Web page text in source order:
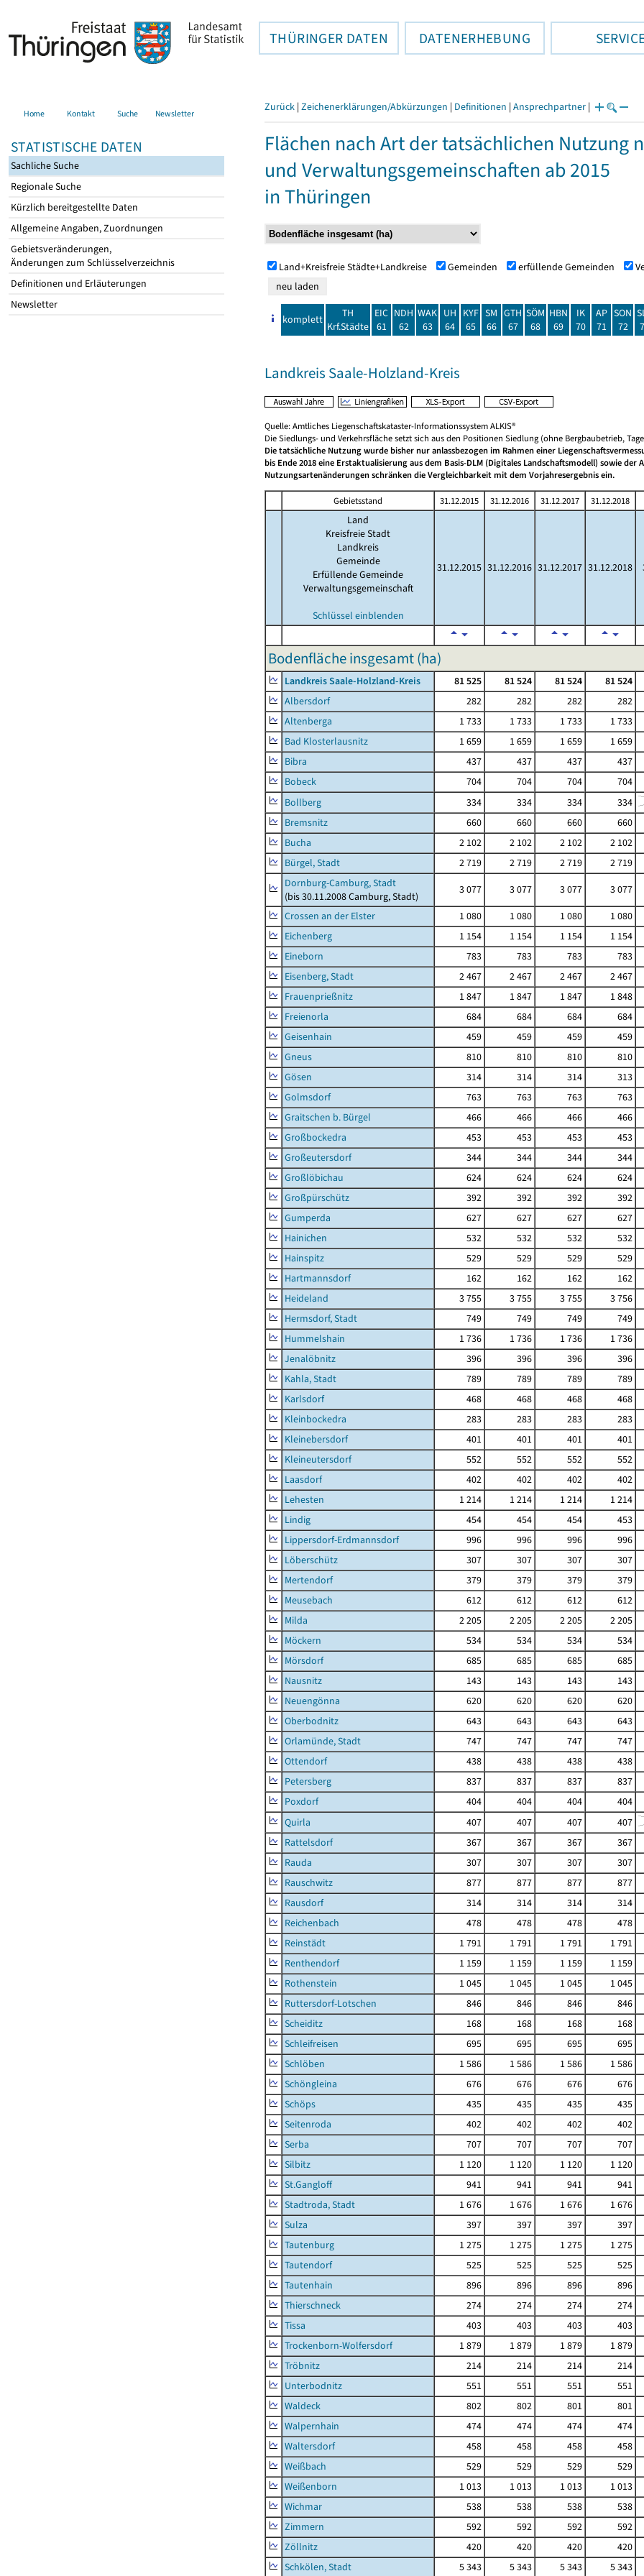
THÜRINGER DATEN DATENERHEBUNG
Home Kontakt Suche Newsletter
STATISTISCHE DATEN
Sachliche Suche
Regionale Suche
Kürzlich bereitgestellte Daten
Allgemeine Angaben, Zuordnungen
Gebietsveränderungen,
Änderungen zum Schlüsselverzeichnis
Definitionen und Erläuterungen
Newsletter
Zurück | Zeichenerklärungen/Abkürzungen | Definitionen | Ansprechpartner |
Flächen nach Art der tatsächlichen Nutzung
und Verwaltungsgemeinschaften ab 2015
in Thüringen
Land+Kreisfreie Städte+Landkreise Gemeinden erfüllende Gemeinden
komplett
TH
Krf.Städte
EIC
61
NDH
62
WAK
63
UH
64
KYF
65
SM
66
GTH
67
SÖM
68
HBN
69
IK
70
AP
71
SON
72
Landkreis Saale-Holzland-Kreis
Quelle: Amtliches Liegenschaftskataster-Informationssystem ALKIS®
Die Siedlungs- und Verkehrsfläche setzt sich aus den Positionen Siedlung (ohne Bergbaubetrieb,
Die tatsächliche Nutzung wurde bisher nur anlassbezogen im Rahmen einer
bis Ende 2018 eine Erstaktualisierung aus dem Basis-DLM (Digitales Landschaftsmodell) sowie
Nutzungsartenänderungen schränken die Vergleichbarkeit mit dem Vorjahresergebnis ein.
Gebietsstand 31.12.2015 31.12.2016 31.12.2017 31.12.2018
Land
Kreisfreie Stadt
Landkreis
Gemeinde
Erfüllende Gemeinde
Verwaltungsgemeinschaft
Schlüssel einblenden
31.12.2015 31.12.2016 31.12.2017 31.12.2018
Bodenfläche insgesamt (ha)
Landkreis Saale-Holzland-Kreis 81 525 81 524 81 524 81 524
Albersdorf
282 282 282 282
Altenberga
1 733 1 733 1 733 1 733
Bad Klosterlausnitz
1 659 1 659 1 659 1 659
Bibra
437 437 437 437
Bobeck
704 704 704 704
Bollberg
334 334 334
334
Bremsnitz
660 660 660 660
Bucha
2 102 2 102 2 102 2 102
Bürgel, Stadt
2 719 2 719 2 719 2 719
Dornburg-Camburg, Stadt
(bis 30.11.2008 Camburg, Stadt)
3 077 3 077 3 077 3 077
Crossen an der Elster
1 080 1 080 1 080 1 080
Eichenberg
1 154 1 154 1 154 1 154
Eineborn
783 783 783 783
Eisenberg, Stadt
2 467 2 467 2 467 2 467
Frauenprießnitz
1 847 1 847 1 847 1 848
Freienorla
684 684 684 684
Geisenhain
459 459 459 459
Gneus
810 810 810 810
Gösen
314 314 314 313
Golmsdorf
763 763 763 763
Graitschen b. Bürgel
466 466 466 466
Großbockedra
453 453 453 453
Großeutersdorf
344 344 344 344
Großlöbichau
624 624 624 624
Großpürschütz
392 392 392 392
Gumperda
627 627 627 627
Hainichen
532 532 532 532
Hainspitz
529 529 529 529
Hartmannsdorf
162 162 162 162
Heideland
3 755 3 755 3 755 3 756
Hermsdorf, Stadt
749 749 749 749
Hummelshain
1 736 1 736 1 736 1 736
Jenalöbnitz
396 396 396 396
Kahla, Stadt
789 789 789 789
Karlsdorf
468 468 468 468
Kleinbockedra
283 283 283 283
Kleinebersdorf
401 401 401 401
Kleineutersdorf
552 552 552 552
Laasdorf
402 402 402 402
Lehesten
1 214 1 214 1 214 1 214
Lindig
454 454 454 453
Lippersdorf-Erdmannsdorf
996 996 996 996
Löberschütz
307 307 307 307
Mertendorf
379 379 379 379
Meusebach
612 612 612 612
Milda
2 205 2 205 2 205 2 205
Möckern
534 534 534 534
Mörsdorf
685 685 685 685
Nausnitz
143 143 143 143
Neuengönna
620 620 620 620
Oberbodnitz
643 643 643 643
Orlamünde, Stadt
747 747 747 747
Ottendorf
438 438 438 438
Petersberg
837 837 837 837
Poxdorf
404 404 404 404
Quirla
407 407 407
407
Rattelsdorf
367 367 367 367
Rauda
307 307 307 307
Rauschwitz
877 877 877 877
Rausdorf
314 314 314 314
Reichenbach
478 478 478 478
Reinstädt
1 791 1 791 1 791 1 791
Renthendorf
1 159 1 159 1 159 1 159
Rothenstein
1 045 1 045 1 045 1 045
Ruttersdorf-Lotschen
846 846 846 846
Scheiditz
168 168 168 168
Schleifreisen
695 695 695 695
Schlöben
1 586 1 586 1 586 1 586
Schöngleina
676 676 676 676
Schöps
435 435 435 435
Seitenroda
402 402 402 402
Serba
707 707 707 707
Silbitz
1 120 1 120 1 120 1 120
St.Gangloff
941 941 941 941
Stadtroda, Stadt
1 676 1 676 1 676 1 676
Sulza
397 397 397 397
Tautenburg
1 275 1 275 1 275 1 275
Tautendorf
525 525 525 525
Tautenhain
896 896 896 896
Thierschneck
274 274 274 274
Tissa
403 403 403 403
Trockenborn-Wolfersdorf
1 879 1 879 1 879 1 879
Tröbnitz
214 214 214 214
Unterbodnitz
551 551 551 551
Waldeck
802 802 801 801
Walpernhain
474 474 474 474
Waltersdorf
458 458 458 458
Weißbach
529 529 529 529
Weißenborn
1 013 1 013 1 013 1 013
Wichmar
538 538 538 538
Zimmern
592 592 592 592
Zöllnitz
420 420 420 420
Schkölen, Stadt
5 343 5 343 5 343 5 343